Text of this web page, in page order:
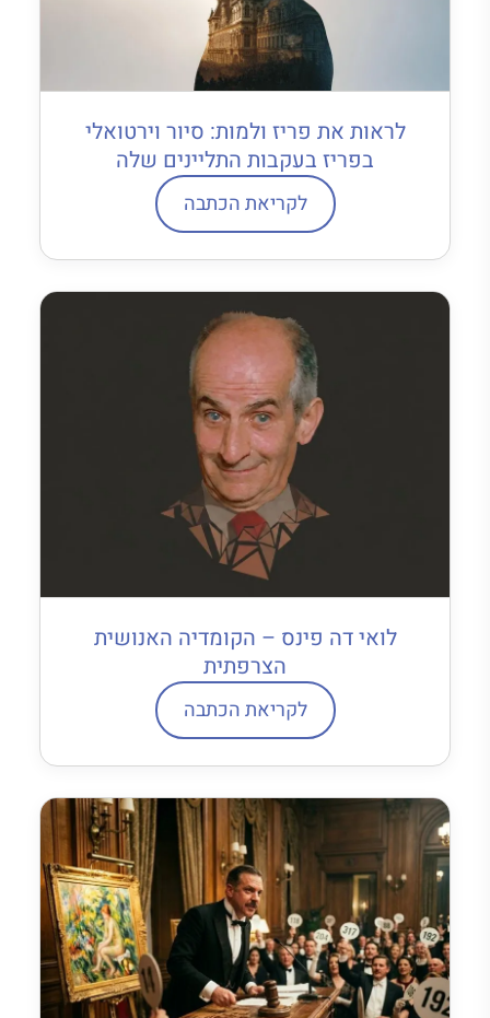
לראות את פריז ולמות: סיור וירטואלי
בפריז בעקבות התליינים שלה
לקריאת הכתבה
לואי דה פינס – הקומדיה האנושית
הצרפתית
לקריאת הכתבה